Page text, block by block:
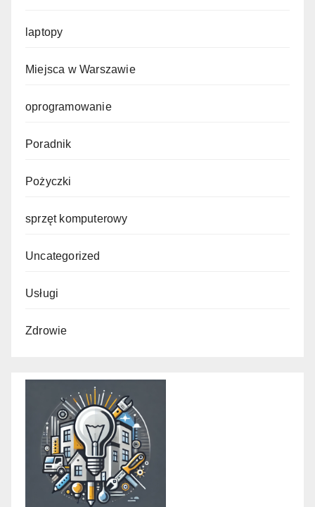
laptopy
Miejsca w Warszawie
oprogramowanie
Poradnik
Pożyczki
sprzęt komputerowy
Uncategorized
Usługi
Zdrowie